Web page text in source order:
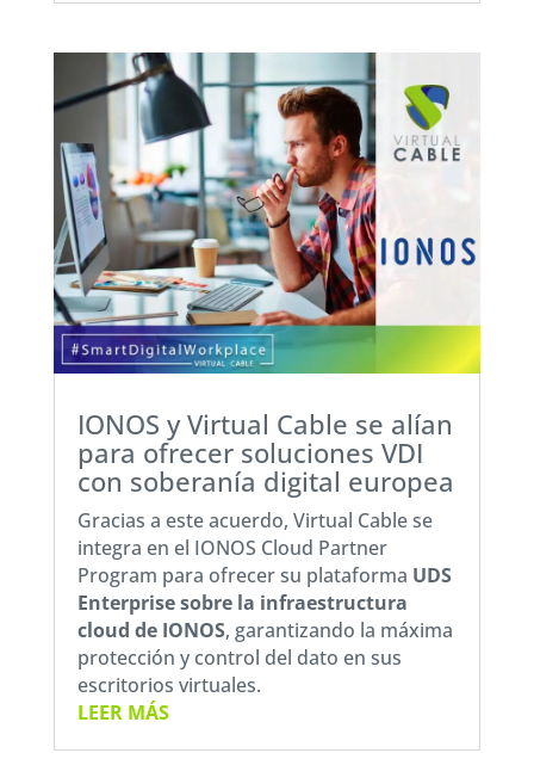
IONOS y Virtual Cable se alían
para ofrecer soluciones VDI
con soberanía digital europea
Gracias a este acuerdo, Virtual Cable se
integra en el IONOS Cloud Partner
Program para ofrecer su plataforma UDS
Enterprise sobre la infraestructura
cloud de IONOS, garantizando la máxima
protección y control del dato en sus
escritorios virtuales.
LEER MÁS